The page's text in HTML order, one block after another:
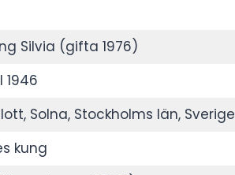
Silvia (gifta 1976)
1946
Solna, Stockholms län, Sverige
kung